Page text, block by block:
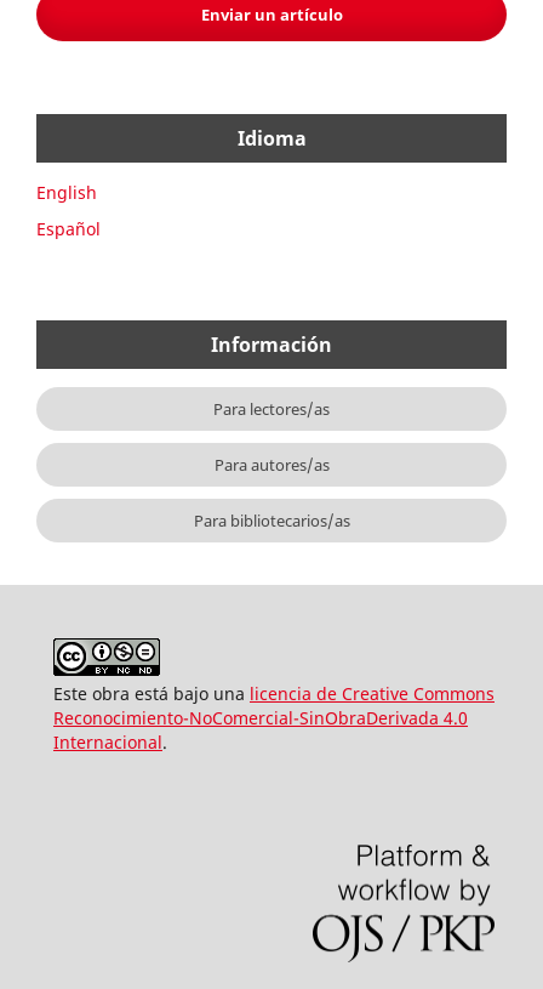
Enviar un artículo
Idioma
English
Español
Información
Para lectores/as
Para autores/as
Para bibliotecarios/as
Este obra está bajo una licencia de Creative Commons
Reconocimiento-NoComercial-SinObraDerivada 4.0
Internacional.